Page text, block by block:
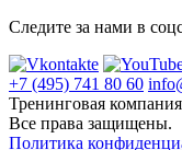
Следите за нами в
+7 (495) 741 80 60
Тренинговая
Все права защищены.
Политика